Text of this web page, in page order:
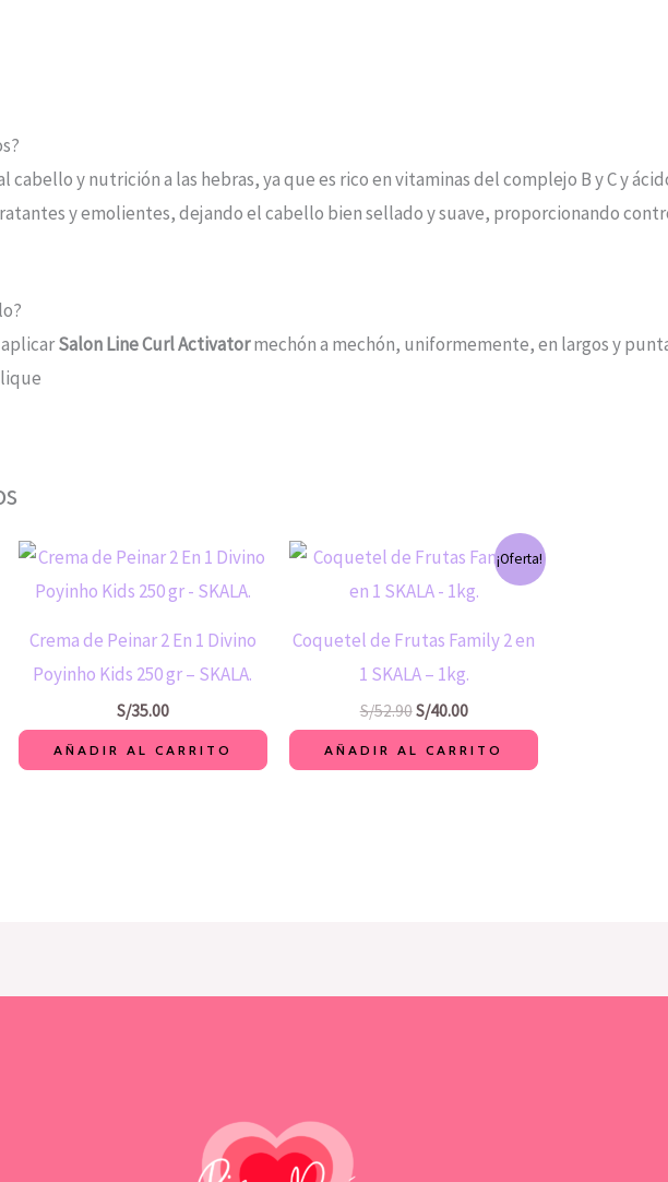
cabello y nutrición a las hebras, ya que es rico en vitaminas del complejo B y C y
y emolientes, dejando el cabello bien sellado y suave, proporcionando
Salon Line Curl Activatormechón a mechón, uniformemente, en largos y
Crema de Peinar 2 En 1 Divino
Poyinho Kids 250 gr – SKALA.
S/35.00
AÑADIR AL CARRITO
¡Oferta!
Coquetel de Frutas Family 2 en
1 SKALA – 1kg.
S/52.90
El
precio
original
S/52.90.
S/40.00
El
precio
actual
S/40.00.
AÑADIR AL CARRITO